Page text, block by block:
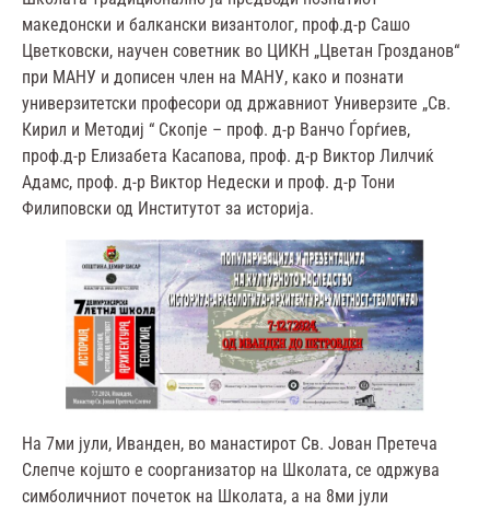
македонски и балкански византолог, проф.д-р Сашо
Цветковски, научен советник во ЦИКН „Цветан Грозданов“
при МАНУ и дописен член на МАНУ, како и познати
универзитетски професори од државниот Универзите „Св.
Кирил и Методиј “ Скопје – проф. д-р Ванчо Ѓорѓиев,
проф.д-р Елизабета Касапова, проф. д-р Виктор Лилчиќ
Адамс, проф. д-р Виктор Недески и проф. д-р Тони
Филиповски од Институтот за историја.
На 7ми јули, Иванден, во манастирот Св. Јован Претеча
Слепче којшто е соорганизатор на Школата, се одржува
симболичниот почеток на Школата, а на 8ми јули